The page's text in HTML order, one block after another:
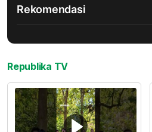
Rekomendasi
Republika TV